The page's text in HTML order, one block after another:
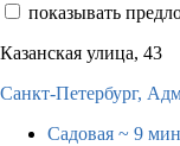
показывать
Казанская улица, 43
Санкт-Петербург,
Садовая ~ 9